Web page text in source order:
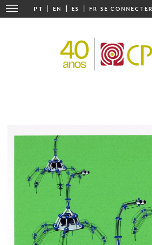
PT | EN | ES | FR SE CONNECTER
Modifier
la